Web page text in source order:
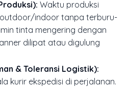
Waktu produksi
indoor tanpa terburu-
tinta mengering dengan
dilipat atau digulung
& Toleransi Logistik):
kurir ekspedisi di perjalanan.